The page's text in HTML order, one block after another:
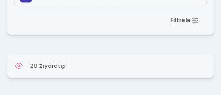
Filtrele
20 Ziyaretçi